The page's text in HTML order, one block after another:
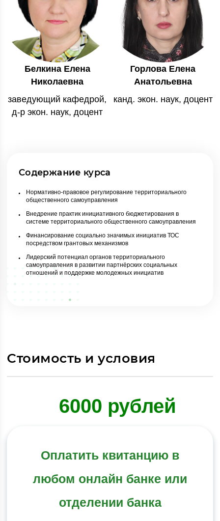
Белкина Елена
Николаевна
заведующий кафедрой,
д-р экон. наук, доцент
Горлова Елена
Анатольевна
канд. экон. наук, доцент
Содержание курса
Нормативно-правовое регулирование территориального
общественного самоуправления
Внедрение практик инициативного бюджетирования в
системе территориального общественного самоуправления
Финансирование социально значимых инициатив ТОС
посредством грантовых механизмов
Лидерский потенциал органов территориального
самоуправления в развитии партнёрских социальных
отношений и поддержке молодежных инициатив
Стоимость и условия
6000 рублей
Оплатить квитанцию в
любом онлайн банке или
отделении банка